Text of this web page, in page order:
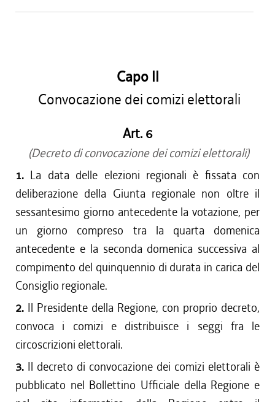
Capo II
Convocazione dei comizi elettorali
Art. 6
(Decreto di convocazione dei comizi elettorali)
1. La data delle elezioni regionali è fissata con
deliberazione della Giunta regionale non oltre il
sessantesimo giorno antecedente la votazione, per
un giorno compreso tra la quarta domenica
antecedente e la seconda domenica successiva al
compimento del quinquennio di durata in carica del
Consiglio regionale.
2. Il Presidente della Regione, con proprio decreto,
convoca i comizi e distribuisce i seggi fra le
circoscrizioni elettorali.
3. Il decreto di convocazione dei comizi elettorali è
pubblicato nel Bollettino Ufficiale della Regione e